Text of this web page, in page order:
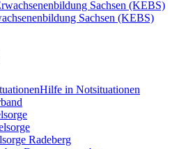
Sachsen (KEBS)
Hilfe in Notsituationen
Radeberg